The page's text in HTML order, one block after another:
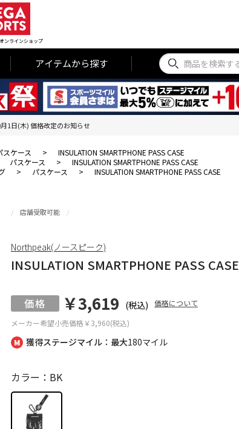
ンラインショップ
アイテムから探す
1日(木) 価格改定のお知らせ
スケース >
INSULATION SMARTPHONE PASS CASE
パスケース >
INSULATION SMARTPHONE PASS CASE
> パスケース > INSULATION SMARTPHONE PASS CASE
獲得ステージマイル：最大180マイル
店舗受取可能
INSULATION SMARTPHONE PASS CASE
メーカー希望小売価格￥3,960(税込)
￥3,619 (税込) 価格について
カラー：BK
Northpeak(ノースピーク)